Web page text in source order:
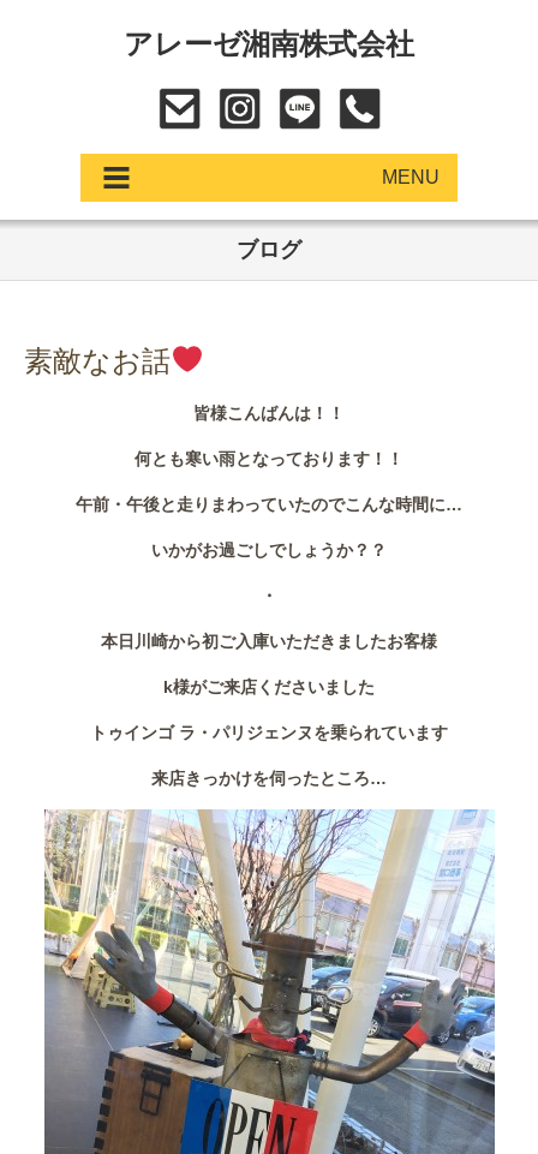
アレーゼ湘南株式会社
MENU
中古車
ブログ
素敵なお話
皆様こんばんは！！
何とも寒い雨となっております！！
午前・午後と走りまわっていたのでこんな時間に…
いかがお過ごしでしょうか？？
・
本日川崎から初ご入庫いただきましたお客様
k様がご来店くださいました
トゥインゴ ラ・パリジェンヌを乗られています
来店きっかけを伺ったところ…